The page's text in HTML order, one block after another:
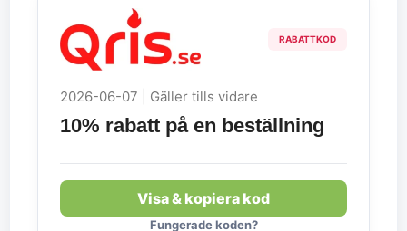
RABATTKOD
2026-06-07 | Gäller tills vidare
10% rabatt på en beställning
Visa & kopiera kod
Fungerade koden?